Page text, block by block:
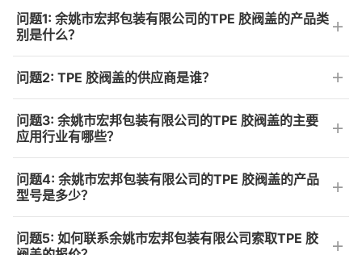
问题1: 余姚市宏邦包装有限公司的TPE 胶阀盖的产品类
别是什么？
问题2: TPE 胶阀盖的供应商是谁？
问题3: 余姚市宏邦包装有限公司的TPE 胶阀盖的主要
应用行业有哪些？
问题4: 余姚市宏邦包装有限公司的TPE 胶阀盖的产品
型号是多少？
问题5: 如何联系余姚市宏邦包装有限公司索取TPE 胶